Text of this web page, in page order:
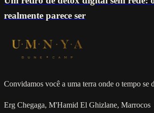
realmente parece ser
Convidamos você a uma terra onde o tempo se
Erg Chegaga, M'Hamid El Ghizlane, Marrocos